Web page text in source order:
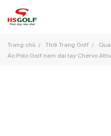
Trang chủ Thời Trang Golf
Áo Polo Golf nam dài tay Chervo